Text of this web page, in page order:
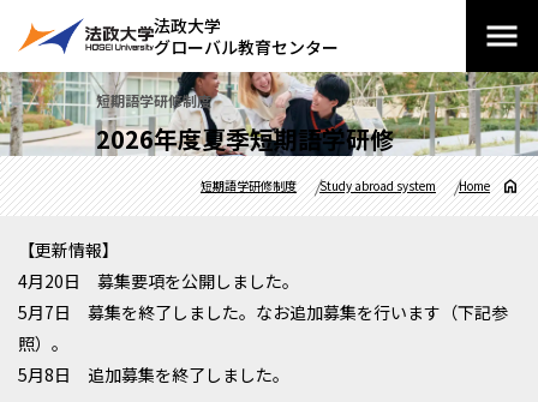
法政大学
グローバル教育センター
短期語学研修制度
2026年度夏季短期語学研修
Home
Study abroad system
短期語学研修制度
【更新情報】
4月20日 募集要項を公開しました。
5月7日 募集を終了しました。なお追加募集を行います（下記参
照）。
5月8日 追加募集を終了しました。